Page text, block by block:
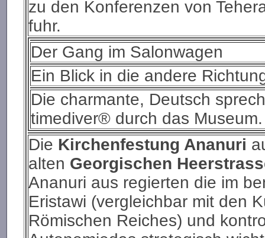
zu den Konferenzen von
fuhr.
Der Gang im Salonwagen
Ein Blick in die andere
Die charmante, Deutsch
timediver® durch das
Die Kirchenfestung Ananuri
alten Georgischen
Ananuri aus regierten die im
Eristawi (vergleichbar mit den
Römischen Reiches) und